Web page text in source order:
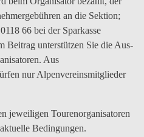
an die Sektion;
66 bei der Sparkasse
unterstützen Sie die Aus-
Aus
nur Alpenvereinsmitglieder
jeweiligen Tourenorganisatoren
Bedingungen.